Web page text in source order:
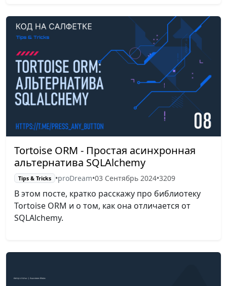
Tortoise ORM - Простая асинхронная
альтернатива SQLAlchemy
Tips & Tricks •proDream•03 Сентябрь 2024•3209
В этом посте, кратко расскажу про библиотеку
Tortoise ORM и о том, как она отличается от
SQLAlchemy.